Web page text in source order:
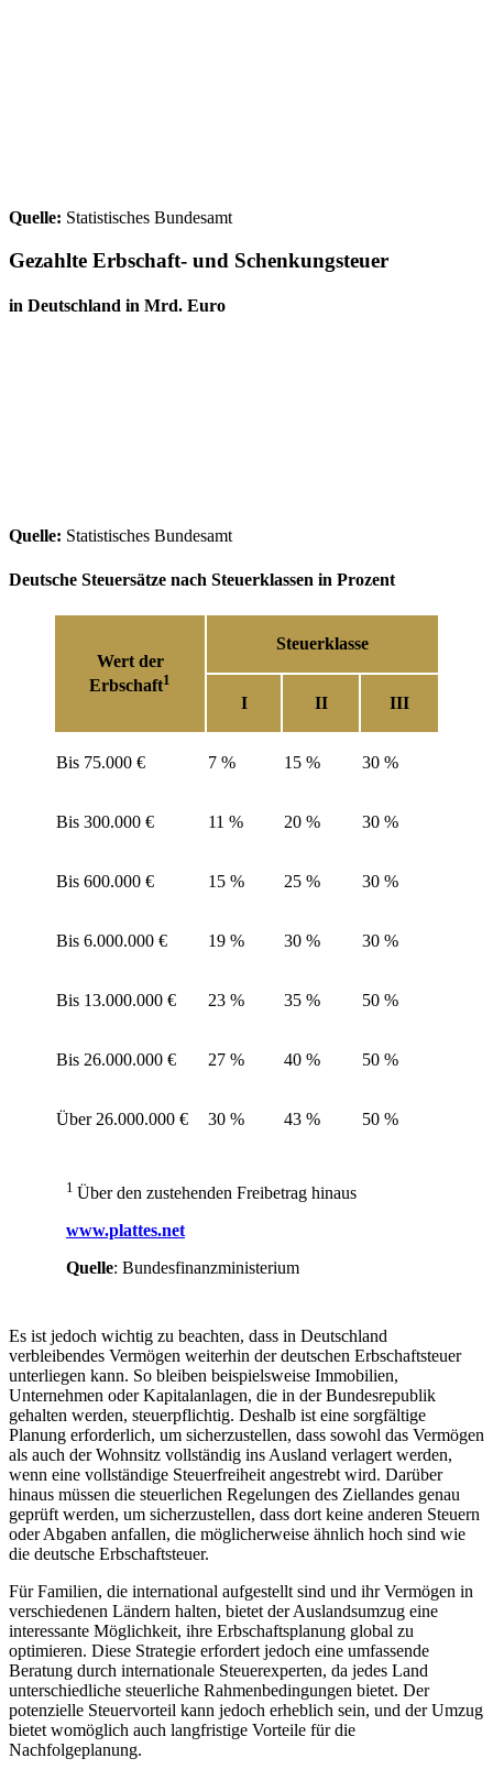
Quelle: Statistisches Bundesamt
Gezahlte Erbschaft- und Schenkungsteuer
in Deutschland in Mrd. Euro
Quelle: Statistisches Bundesamt
Deutsche Steuersätze nach Steuerklassen in Prozent
Wert der
Erbschaft1
Steuerklasse
I II III
Bis 75.000 € 7 % 15 % 30 %
Bis 300.000 € 11 % 20 % 30 %
Bis 600.000 € 15 % 25 % 30 %
Bis 6.000.000 € 19 % 30 % 30 %
Bis 13.000.000 € 23 % 35 % 50 %
Bis 26.000.000 € 27 % 40 % 50 %
Über 26.000.000 € 30 % 43 % 50 %
1 Über den zustehenden Freibetrag hinaus
www.plattes.net
Quelle: Bundesfinanzministerium
Es ist jedoch wichtig zu beachten, dass in Deutschland
verbleibendes Vermögen weiterhin der deutschen Erbschaftsteuer
unterliegen kann. So bleiben beispielsweise Immobilien,
Unternehmen oder Kapitalanlagen, die in der Bundesrepublik
gehalten werden, steuerpflichtig. Deshalb ist eine sorgfältige
Planung erforderlich, um sicherzustellen, dass sowohl das Vermögen
als auch der Wohnsitz vollständig ins Ausland verlagert werden,
wenn eine vollständige Steuerfreiheit angestrebt wird. Darüber
hinaus müssen die steuerlichen Regelungen des Ziellandes genau
geprüft werden, um sicherzustellen, dass dort keine anderen Steuern
oder Abgaben anfallen, die möglicherweise ähnlich hoch sind wie
die deutsche Erbschaftsteuer.
Für Familien, die international aufgestellt sind und ihr Vermögen in
verschiedenen Ländern halten, bietet der Auslandsumzug eine
interessante Möglichkeit, ihre Erbschaftsplanung global zu
optimieren. Diese Strategie erfordert jedoch eine umfassende
Beratung durch internationale Steuerexperten, da jedes Land
unterschiedliche steuerliche Rahmenbedingungen bietet. Der
potenzielle Steuervorteil kann jedoch erheblich sein, und der Umzug
bietet womöglich auch langfristige Vorteile für die
Nachfolgeplanung.